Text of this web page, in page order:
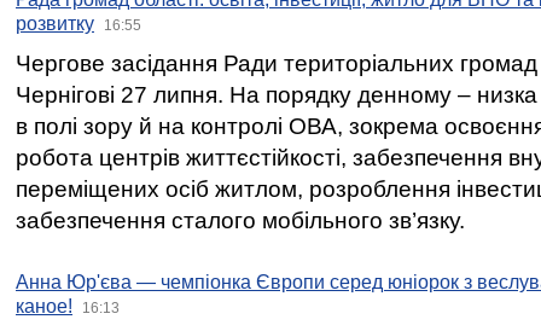
розвитку
16:55
Чергове засідання Ради територіальних громад
Чернігові 27 липня. На порядку денному –
в полі зору й на контролі ОВА, зокрема освоєння
робота центрів життєстійкості, забезпечення
переміщених осіб житлом, розроблення
забезпечення сталого мобільного зв’язку.
Анна Юр'єва — чемпіонка Європи серед юніорок з
каное!
16:13